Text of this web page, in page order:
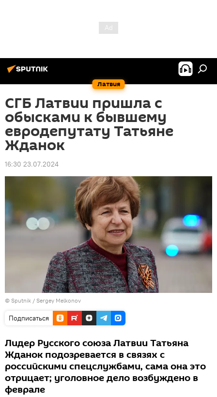
Латвия
СГБ Латвии пришла с
обысками к бывшему
евродепутату Татьяне
Жданок
16:30 23.07.2024
© Sputnik / Sergey Melkonov
Подписаться
Лидер Русского союза Латвии Татьяна
Жданок подозревается в связях с
российскими спецслужбами, сама она это
отрицает; уголовное дело возбуждено в
феврале